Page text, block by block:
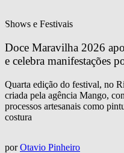
Shows e Festivais
Doce Maravilha 2026
e celebra manifestações
Quarta edição do festival, no
criada pela agência Mango,
processos artesanais como
costura
por Otavio Pinheiro